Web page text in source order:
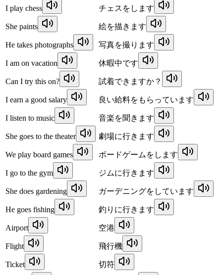
I play chess チェスをします
She paints 絵を描きます
He takes photographs 写真を撮ります
I am on vacation 休暇中です
Can I try this on? 試着できますか？
I earn a good salary 良い給料をもらっています
I listen to music 音楽を聞きます
She goes to the theater 劇場に行きます
We play board games ボードゲームをします
I go to the gym ジムに行きます
She does gardening ガーデニングをしています
He goes fishing 釣りに行きます
Airport 空港
Flight 飛行機
Ticket 切符